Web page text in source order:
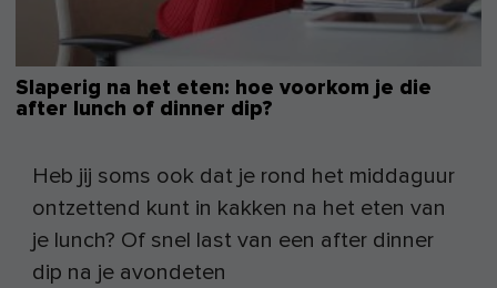
Slaperig na het eten: hoe voorkom je die
after lunch of dinner dip?
Heb jij soms ook dat je rond het middaguur
ontzettend kunt in kakken na het eten van
je lunch? Of snel last van een after dinner
dip na je avondeten